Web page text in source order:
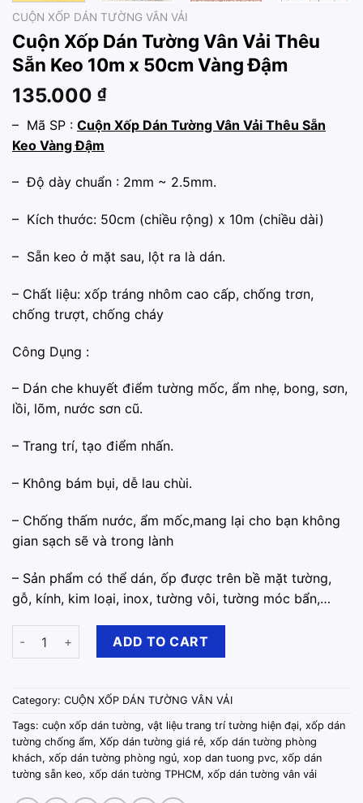
CUỘN XỐP DÁN TƯỜNG VÂN VẢI
Cuộn Xốp Dán Tường Vân Vải Thêu
Sẵn Keo 10m x 50cm Vàng Đậm
135.000 ₫
– Mã SP : Cuộn Xốp Dán Tường Vân Vải Thêu Sẵn
Keo Vàng Đậm
– Độ dày chuẩn : 2mm ~ 2.5mm.
– Kích thước: 50cm (chiều rộng) x 10m (chiều dài)
– Sẵn keo ở mặt sau, lột ra là dán.
– Chất liệu: xốp tráng nhôm cao cấp, chống trơn,
chống trượt, chống cháy
Công Dụng :
– ️Dán che khuyết điểm tường mốc, ẩm nhẹ, bong, sơn,
lồi, lõm, nước sơn cũ.
– ️Trang trí, tạo điểm nhấn.
– ️Không bám bụi, dễ lau chùi.
– ️Chống thấm nước, ẩm mốc,mang lại cho bạn không
gian sạch sẽ và trong lành
– ️Sản phẩm có thể dán, ốp được trên bề mặt tường,
gỗ, kính, kim loại, inox, tường vôi, tường móc bẩn,…
Cuộn Xốp Dán Tường Vân Vải Thêu Sẵn Keo 10m x 50cm
ADD TO CART
Category: CUỘN XỐP DÁN TƯỜNG VÂN VẢI
Tags: cuộn xốp dán tường, vật liệu trang trí tường hiện đại, xốp dán
tường chống ẩm, Xốp dán tường giá rẻ, xốp dán tường phòng
khách, xốp dán tường phòng ngủ, xop dan tuong pvc, xốp dán
tường sẵn keo, xốp dán tường TPHCM, xốp dán tường vân vải